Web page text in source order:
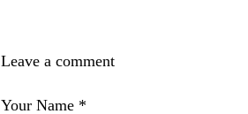
Leave a comment